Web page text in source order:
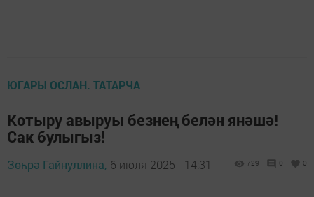
ЮГАРЫ ОСЛАН. ТАТАРЧА
Котыру авыруы безнең белән янәшә!
Сак булыгыз!
Зөһрә Гайнуллина, 6 июля 2025 - 14:31 729 0 0